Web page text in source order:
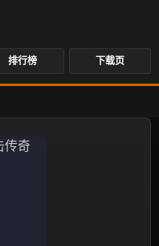
排行榜 下载页